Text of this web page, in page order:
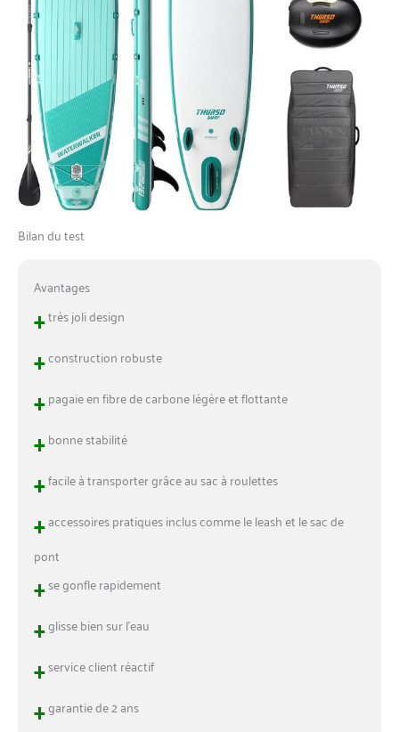
résistant. Pour un transport
plus confortable, les roues
sont fixées à l'avant. La corde
en spirale de 10 pieds de
qualité supérieure est
essentielle pour une pagaie
sûre. Technologie de pointe
+ meilleurs matériaux +
accessoires de luxe + service
inégalé = THURSO SURF.
Tous nos produits sont
ans sur la planche - Si un
défaut du fabricant est
Bilan du test
Avantages
+très joli design
+construction robuste
+pagaie en fibre de carbone légère et flottante
+bonne stabilité
+facile à transporter grâce au sac à roulettes
+accessoires pratiques inclus comme le leash et le sac de
pont
+se gonfle rapidement
+glisse bien sur l’eau
+service client réactif
+garantie de 2 ans